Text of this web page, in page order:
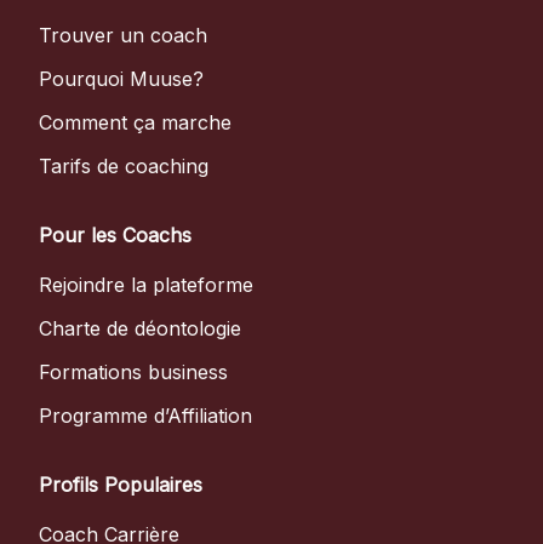
Trouver un coach
Pourquoi Muuse?
Comment ça marche
Tarifs de coaching
Pour les Coachs
Rejoindre la plateforme
Charte de déontologie
Formations business
Programme d’Affiliation
Profils Populaires
Coach Carrière